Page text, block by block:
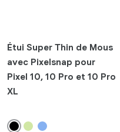
Google Fitbit Air
Google Pixel Watch 4
Google Pixel Watch
Étui Super Thin de Mous
avec Pixelsnap pour
Pixel 10, 10 Pro et 10 Pro
XL